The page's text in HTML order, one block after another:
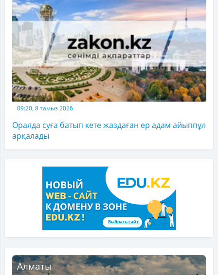
09:20, 8 тамыз 2026
Оралда суға батып кете жаздаған ер адам айыппұл
арқалады
Алматы